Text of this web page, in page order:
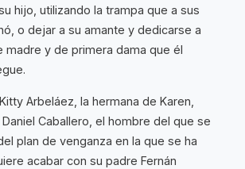
hijo, utilizando la trampa que a sus
o dejar a su amante y dedicarse a
madre y de primera dama que él
Arbeláez, la hermana de Karen,
Caballero, el hombre del que se
plan de venganza en la que se ha
acabar con su padre Fernán